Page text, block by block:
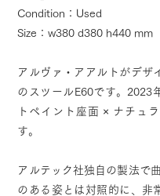
Condition：Used
Size：w380 d380 h440 mm
アルヴァ・アアルトがデザ
のスツールE60です。2023
トペイント座面 × ナチュ
す。
アルテック社独自の製法で
のある姿とは対照的に、非